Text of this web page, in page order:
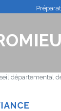
départemental